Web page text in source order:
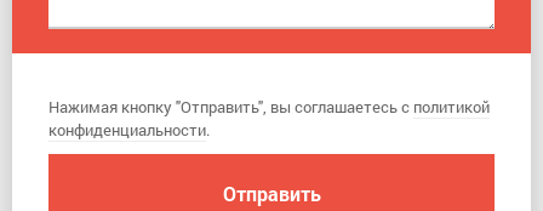
Нажимая кнопку "Отправить", вы соглашаетесь с политикой
конфиденциальности.